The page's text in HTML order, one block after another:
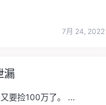
7月 24, 2022
漏
要捡100万了。 ...